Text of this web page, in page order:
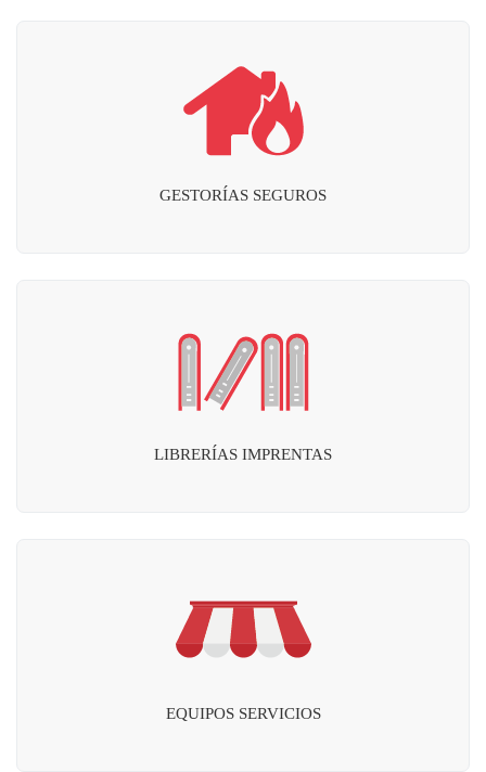
GESTORÍAS SEGUROS
LIBRERÍAS IMPRENTAS
EQUIPOS SERVICIOS